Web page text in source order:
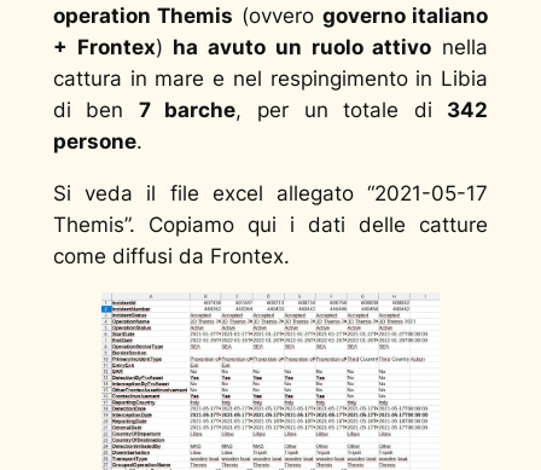
operation Themis (ovvero governo italiano
+ Frontex) ha avuto un ruolo attivo nella
cattura in mare e nel respingimento in Libia
di ben 7 barche, per un totale di 342
persone.
Si veda il file excel allegato “2021-05-17
Themis”. Copiamo qui i dati delle catture
come diffusi da Frontex.